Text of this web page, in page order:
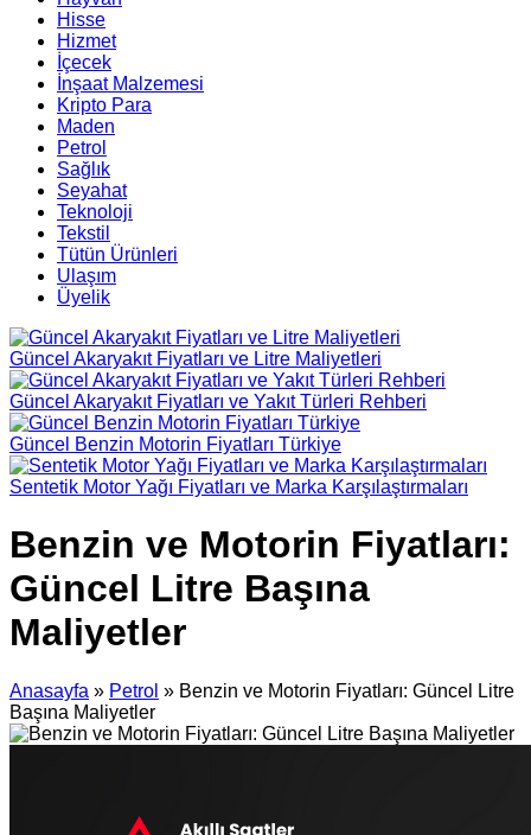
Hisse
Hizmet
İçecek
İnşaat Malzemesi
Kripto Para
Maden
Petrol
Sağlık
Seyahat
Teknoloji
Tekstil
Tütün Ürünleri
Ulaşım
Üyelik
Güncel Akaryakıt Fiyatları ve Litre Maliyetleri
Güncel Akaryakıt Fiyatları ve Yakıt Türleri Rehberi
Güncel Benzin Motorin Fiyatları Türkiye
Sentetik Motor Yağı Fiyatları ve Marka Karşılaştırmaları
Benzin ve Motorin Fiyatları:
Güncel Litre Başına
Maliyetler
Anasayfa » Petrol » Benzin ve Motorin Fiyatları: Güncel Litre
Başına Maliyetler